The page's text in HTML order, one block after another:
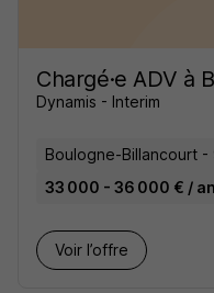
Chargé·e ADV à
Dynamis - Interim
Boulogne-Billancourt -
33 000 - 36 000 € / an
Voir l’offre